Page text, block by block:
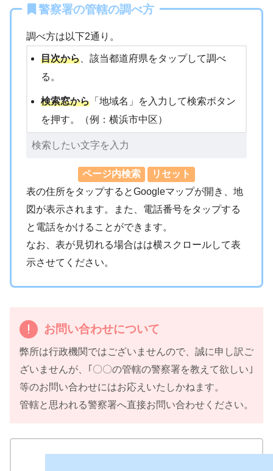
警察署の管轄の調べ方
調べ方は以下2通り。
目次から 、該当都道府県をタップして調べ
る。
検索窓から 「地域名」を入力して検索ボタン
を押す。（例：横浜市中区）
表の住所をタップするとGoogleマップが開き、地
図が表示されます。また、電話番号をタップする
と電話をかけることができます。
なお、表が見切れる場合はは横スクロールして表
示させてください。
お問い合わせについて
弊所は行政機関ではございませんので、誠に申し訳ご
ざいませんが、｢〇〇の管轄の警察署を教えて欲しい｣
等のお問い合わせにはお応えいたしかねます。
管轄と思われる警察署へ直接お問い合わせください。